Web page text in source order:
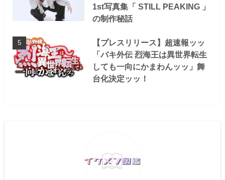
1st写真集「 STILL PEAKING 」
の制作秘話
【プレスリリース】超速報ッッ
「バキ外伝 烈海王は異世界転生
しても一向にかまわんッッ」舞
台化決定ッッ！